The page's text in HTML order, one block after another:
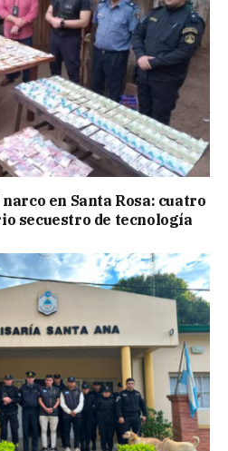
en Santa Rosa: cuatro
secuestro de tecnología